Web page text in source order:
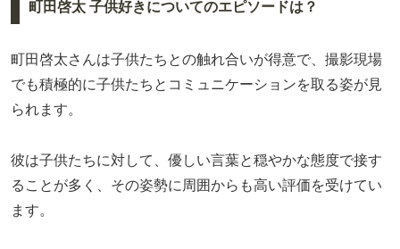
町田啓太 子供好きについてのエピソードは？
町田啓太さんは子供たちとの触れ合いが得意で、撮影現場
でも積極的に子供たちとコミュニケーションを取る姿が見
られます。
彼は子供たちに対して、優しい言葉と穏やかな態度で接す
ることが多く、その姿勢に周囲からも高い評価を受けてい
ます。